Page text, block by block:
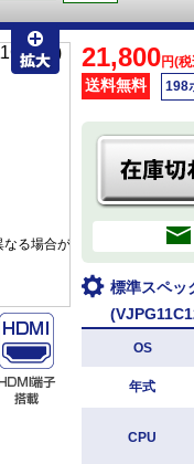
る場合が
21,800円(
送料無料 198
標準スペッ
OS
年式
CPU